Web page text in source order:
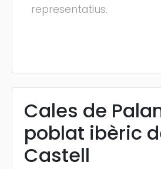
representatius.
Cales de
poblat ibèric
Castell